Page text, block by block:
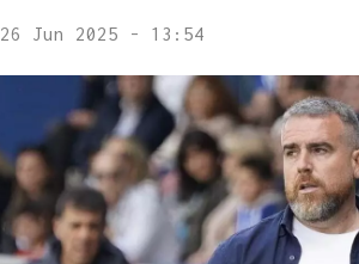
26 Jun 2025 - 13:54